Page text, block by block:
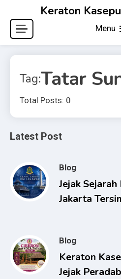
content
Keraton
Menu
Tag:Tatar
Total Posts: 0
Latest Post
Blog
Jejak Sejarah
Jakarta
Blog
Keraton
Jejak